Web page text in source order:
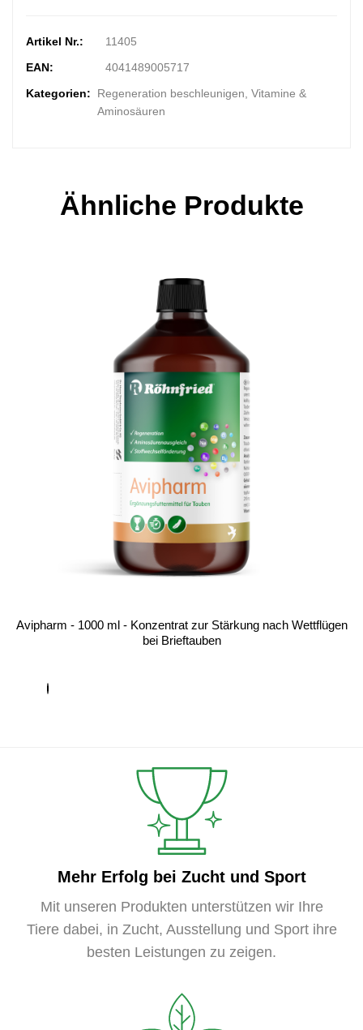
Artikel Nr.:
11405
EAN:
4041489005717
Kategorien:
Regeneration beschleunigen, Vitamine &
Aminosäuren
Ähnliche Produkte
Avipharm - 1000 ml - Konzentrat zur Stärkung nach Wettflügen
bei Brieftauben
Mehr Erfolg bei Zucht und Sport
Mit unseren Produkten unterstützen wir Ihre
Tiere dabei, in Zucht, Ausstellung und Sport ihre
besten Leistungen zu zeigen.